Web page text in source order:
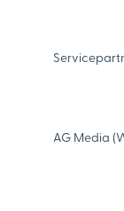
AG Media